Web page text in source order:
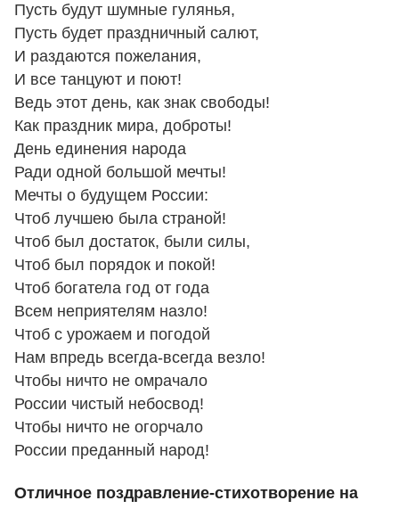
Пусть будут шумные гулянья,
Пусть будет праздничный салют,
И раздаются пожелания,
И все танцуют и поют!
Ведь этот день, как знак свободы!
Как праздник мира, доброты!
День единения народа
Ради одной большой мечты!
Мечты о будущем России:
Чтоб лучшею была страной!
Чтоб был достаток, были силы,
Чтоб был порядок и покой!
Чтоб богатела год от года
Всем неприятелям назло!
Чтоб с урожаем и погодой
Нам впредь всегда-всегда везло!
Чтобы ничто не омрачало
России чистый небосвод!
Чтобы ничто не огорчало
России преданный народ!
Отличное поздравление-стихотворение на